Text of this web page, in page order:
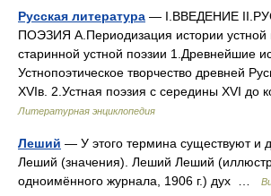
Русская литература — I.ВВЕДЕНИЕ
ПОЭЗИЯ А.Периодизация истории устной
старинной устной поэзии 1.Древнейшие
Устнопоэтическое творчество древней
XVIв. 2.Устная поэзия с середины XVI
Литературная энциклопедия
Леший — У этого термина существуют и
Леший (значения). Леший Леший
одноимённого журнала, 1906 г.) дух …